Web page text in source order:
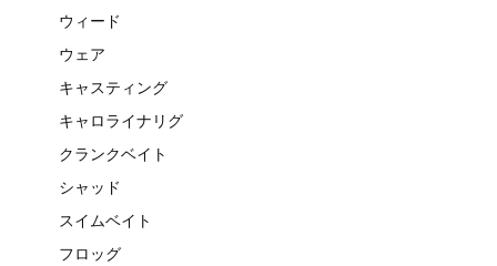
ウィード
ウェア
キャスティング
キャロライナリグ
クランクベイト
シャッド
スイムベイト
フロッグ